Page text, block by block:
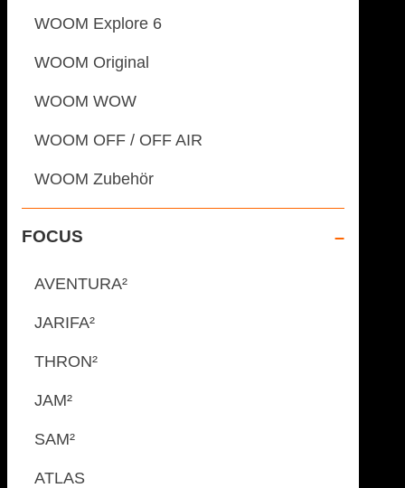
WOOM Explore 6
WOOM Original
WOOM WOW
WOOM OFF / OFF AIR
WOOM Zubehör
FOCUS
AVENTURA²
JARIFA²
THRON²
JAM²
SAM²
ATLAS